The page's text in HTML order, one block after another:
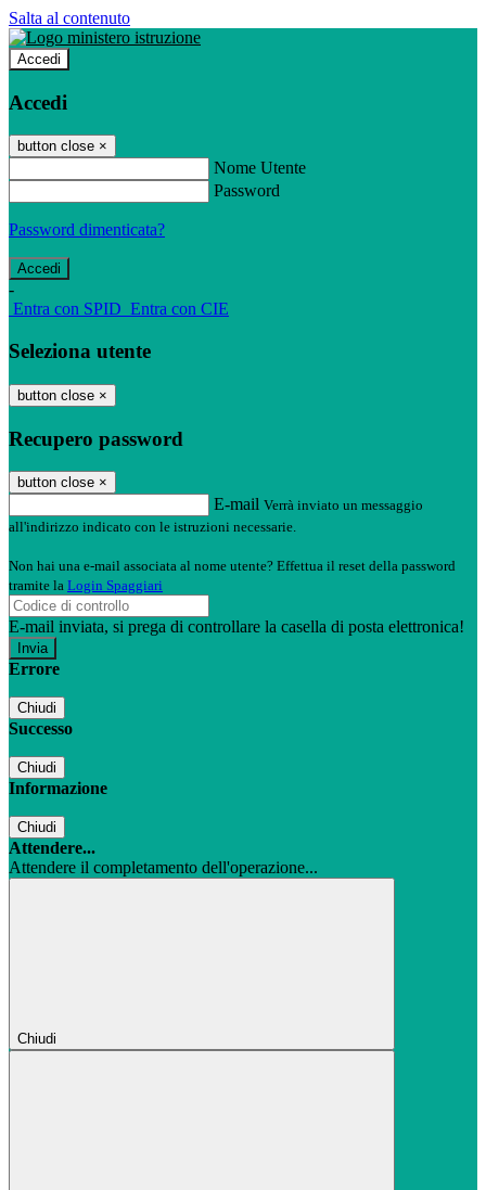
Salta al contenuto
Accedi
Accedi
button close ×
Nome Utente
Password
Password dimenticata?
-
Entra con SPID Entra con CIE
Seleziona utente
button close ×
Recupero password
button close ×
E-mail Verrà inviato un messaggio
all'indirizzo indicato con le istruzioni necessarie.
Non hai una e-mail associata al nome utente? Effettua il reset della password
tramite la Login Spaggiari
E-mail inviata, si prega di controllare la casella di posta elettronica!
Errore
Chiudi
Successo
Chiudi
Informazione
Chiudi
Attendere...
Attendere il completamento dell'operazione...
Chiudi